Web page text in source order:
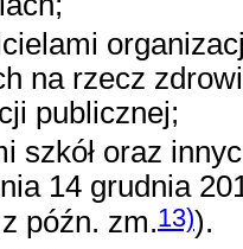
na rzecz
publicznej;
szkół oraz
14 grudnia
późn. zm.13)).